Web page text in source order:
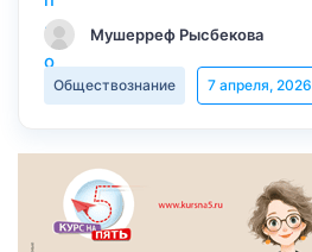
Мушерреф Рысбекова
Обществознание 7 апреля, 2026